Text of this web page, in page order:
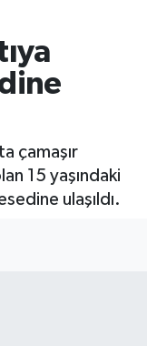
çamaşır
15 yaşındaki
ulaşıldı.